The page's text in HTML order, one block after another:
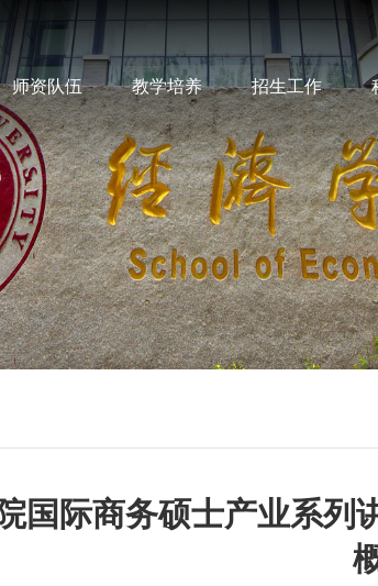
师资队伍 教学培养 招生工作
国际商务硕士产业系列